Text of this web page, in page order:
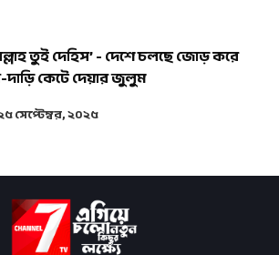
তুই দেহিস’ - দেশে চলছে জোড় করে
কেটে দেয়ার জুলুম
সেপ্টেম্বর, ২০২৫